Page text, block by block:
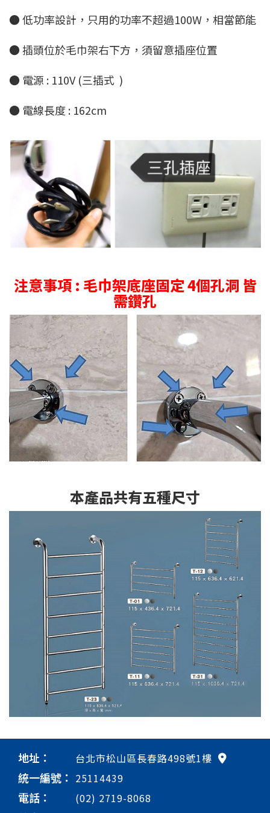
● 低功率設計，只用的功率不超過100W，相當節能
● 插頭位於毛巾架右下方，須留意插座位置
● 電源 : 110V (三插式 )
● 電線長度 : 162cm
注意事項 : 毛巾架底座固定 4個孔洞 皆
需鑽孔
本產品共有五種尺寸
地址： 台北市松山區長春路498號1樓
統一編號： 25114439
電話： (02) 2719-8068